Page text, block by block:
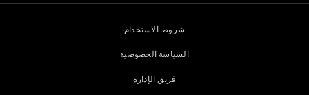
شروط الاستخدام
السياسة الخصوصية
فريق الإدارة